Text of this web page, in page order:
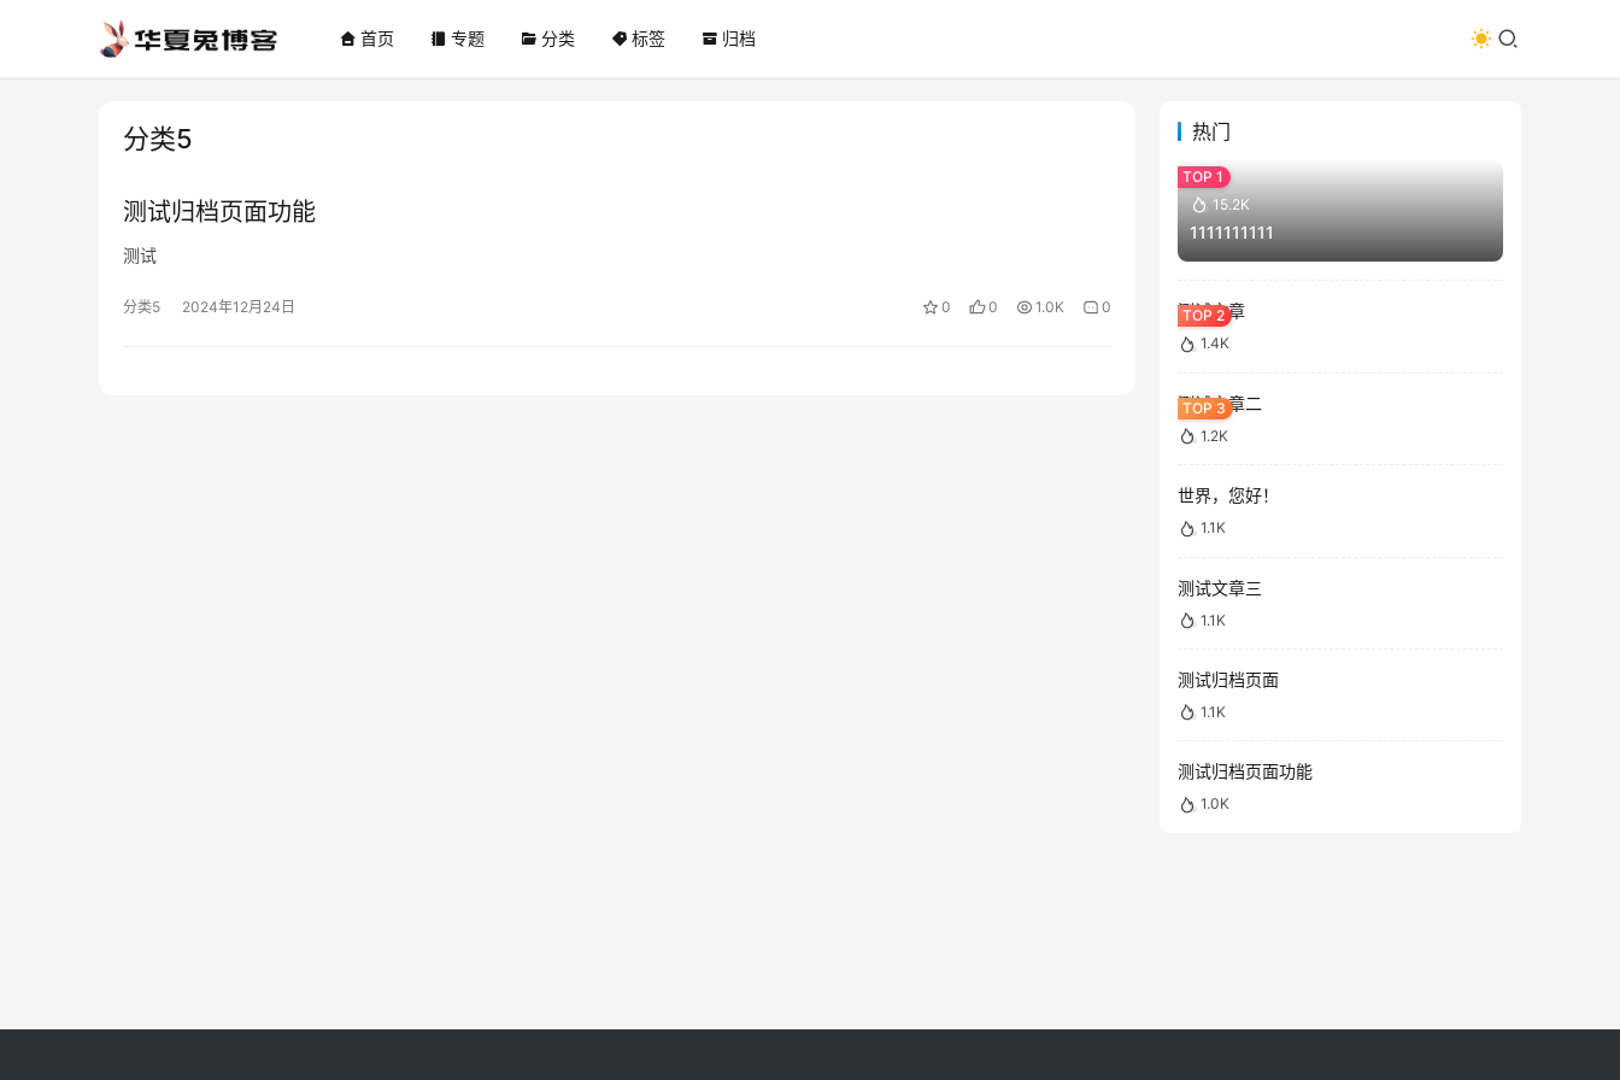
首页 专题 分类 标签 归档
分类5
测试归档页面功能
测试
分类5 2024年12月24日 0 0 1.0K 0
热门
15.2K
1111111111
测试文章
1.4K
测试文章二
1.2K
世界，您好！
1.1K
测试文章三
1.1K
测试归档页面
1.1K
测试归档页面功能
1.0K